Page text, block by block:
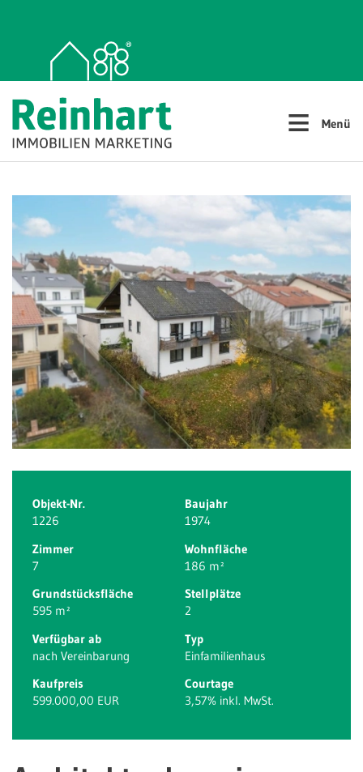
≡ Menü
Objekt-Nr.
1226
Baujahr
1974
Zimmer
7
Wohnfläche
186 m²
Grundstücksfläche
595 m²
Stellplätze
2
Verfügbar ab
nach Vereinbarung
Typ
Einfamilienhaus
Kaufpreis
599.000,00 EUR
Courtage
3,57% inkl. MwSt.